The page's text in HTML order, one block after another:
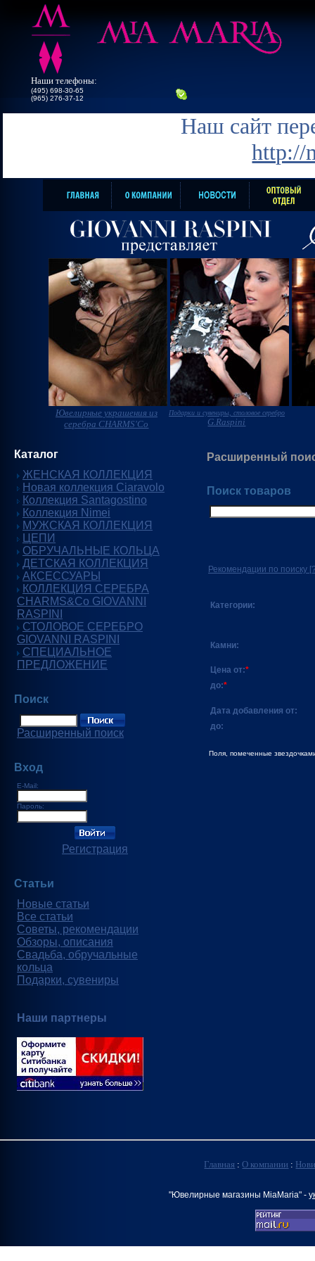
Наши телефоны:
(495) 698-30-65
(965) 276-37-12
Наш сайт
http://
Ювелирные украшения из
серебра CHARMS'Co
Подарки и сувениры, столовое серебро
G.Raspini
Каталог
ЖЕНСКАЯ КОЛЛЕКЦИЯ
Новая коллекция Ciaravolo
Коллекция Santagostino
Коллекция Nimei
МУЖСКАЯ КОЛЛЕКЦИЯ
ЦЕПИ
ОБРУЧАЛЬНЫЕ КОЛЬЦА
ДЕТСКАЯ КОЛЛЕКЦИЯ
АКСЕССУАРЫ
КОЛЛЕКЦИЯ СЕРЕБРА
CHARMS&Co GIOVANNI
RASPINI
СТОЛОВОЕ СЕРЕБРО
GIOVANNI RASPINI
СПЕЦИАЛЬНОЕ
ПРЕДЛОЖЕНИЕ
Поиск
Расширенный поиск
Вход
E-Mail:
Пароль:
Регистрация
Статьи
Новые статьи
Все статьи
Советы, рекомендации
Обзоры, описания
Свадьба, обручальные
кольца
Подарки, сувениры
Наши партнеры
Расширенный
Поиск товаров
Рекомендации по поиску
Категории:
Камни:
Цена от:*
до:*
Дата добавления от:
до:
Поля, помеченные
Главная :О компании :
"Ювелирные магазины MiaMaria" -